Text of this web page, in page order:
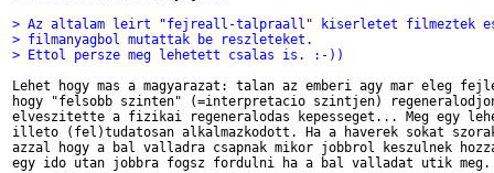
> Az altalam leirt "fejreall-talpraall" kiserletet filmeztek
> filmanyagbol mutattak be reszleteket.
> Ettol persze meg lehetett csalas is. :-))
Lehet hogy mas a magyarazat: talan az emberi agy mar eleg
hogy "felsobb szinten" (=interpretacio szintjen)
elveszitette a fizikai regeneralodas kepesseget... Meg egy
illeto (fel)tudatosan alkalmazkodott. Ha a haverek sokat
azzal hogy a bal valladra csapnak mikor jobbrol keszulnek
egy ido utan jobbra fogsz fordulni ha a bal valladat utik meg.